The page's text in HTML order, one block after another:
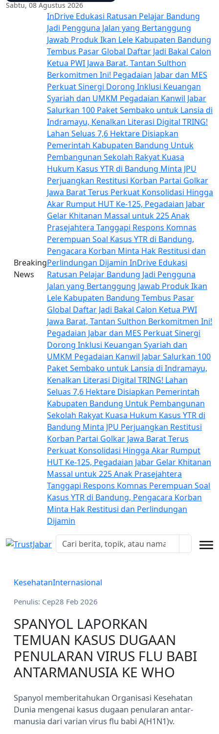
Sabtu, 08 Agustus 2026
Breaking
News
InDrive Edukasi Ratusan Pelajar Bandung
Jadi Pengguna Jalan yang Bertanggung
Jawab Produk Ikan Lele Kabupaten Bandung
Tembus Pasar Global Daftar Jadi Bakal Calon
Ketua PWI Jawa Barat, Tantan Sulthon
Berkomitmen Ini! Pegadaian Jabar dan MES
Perkuat Sinergi Dorong Inklusi Keuangan
Syariah dan UMKM Pegadaian Kanwil Jabar
Salurkan 100 Paket Sembako untuk Lansia di
Indramayu, Kenalkan Literasi Digital TRING!
Lahan Seluas 7,6 Hektare Disiapkan
Pemerintah Kabupaten Bandung Untuk
Pembangunan Sekolah Rakyat Kuasa
Hukum Kasus YTR di Bandung Minta JPU
Perjuangkan Restitusi Korban Partai Golkar
Jawa Barat Terus Perkuat Konsolidasi Hingga
Akar Rumput HUT Ke-125, Pegadaian Jabar
Gelar Khitanan Massal untuk 225 Anak
Prasejahtera Tanggapi Respons Komnas
Perempuan Soal Kasus YTR di Bandung,
Pengacara Korban Minta Hak Restitusi dan
Perlindungan Dijamin InDrive Edukasi
Ratusan Pelajar Bandung Jadi Pengguna
Jalan yang Bertanggung Jawab Produk Ikan
Lele Kabupaten Bandung Tembus Pasar
Global Daftar Jadi Bakal Calon Ketua PWI
Jawa Barat, Tantan Sulthon Berkomitmen Ini!
Pegadaian Jabar dan MES Perkuat Sinergi
Dorong Inklusi Keuangan Syariah dan
UMKM Pegadaian Kanwil Jabar Salurkan 100
Paket Sembako untuk Lansia di Indramayu,
Kenalkan Literasi Digital TRING! Lahan
Seluas 7,6 Hektare Disiapkan Pemerintah
Kabupaten Bandung Untuk Pembangunan
Sekolah Rakyat Kuasa Hukum Kasus YTR di
Bandung Minta JPU Perjuangkan Restitusi
Korban Partai Golkar Jawa Barat Terus
Perkuat Konsolidasi Hingga Akar Rumput
HUT Ke-125, Pegadaian Jabar Gelar Khitanan
Massal untuk 225 Anak Prasejahtera
Tanggapi Respons Komnas Perempuan Soal
Kasus YTR di Bandung, Pengacara Korban
Minta Hak Restitusi dan Perlindungan
Dijamin
KesehatanInternasional
Penulis: Cep28 Feb 2026
SPANYOL LAPORKAN
TEMUAN KASUS DUGAAN
PENULARAN VIRUS FLU BABI
ANTARMANUSIA KE WHO
Spanyol memberitahukan Organisasi Kesehatan
Dunia mengenai kasus dugaan penularan antar-
manusia dari varian virus flu babi A(H1N1)v.